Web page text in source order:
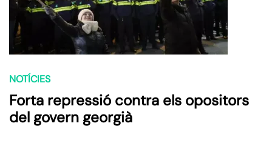
NOTÍCIES
Forta repressió contra els opositors
del govern georgià